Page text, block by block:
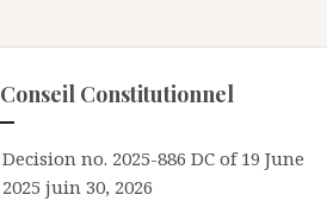
Conseil Constitutionnel
Decision no. 2025-886 DC of 19 June
2025 juin 30, 2026